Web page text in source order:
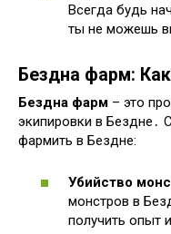
Всегда будь
ты не можешь
Бездна фарм:
Бездна фарм – это
экипировки в Бездне․
фармить в Бездне:
Убийство
монстров в
получить опыт